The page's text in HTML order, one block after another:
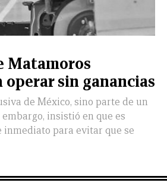
Matamoros
operar sin ganancias
de México, sino parte de un
insistió en que es
inmediato para evitar que se